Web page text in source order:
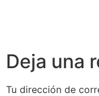
Deja una
Tu dirección de